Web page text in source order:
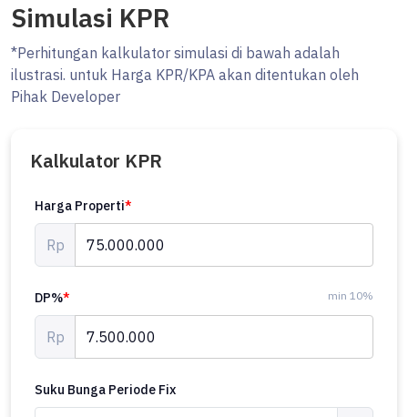
Simulasi KPR
*Perhitungan kalkulator simulasi di bawah adalah
ilustrasi. untuk Harga KPR/KPA akan ditentukan oleh
Pihak Developer
Kalkulator KPR
Harga Properti*
Rp
DP%* min 10%
Rp
Suku Bunga Periode Fix